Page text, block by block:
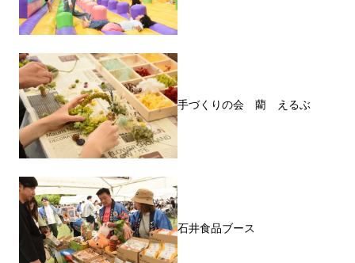
手づくりの会 藺 えるぶ
石井食品ブース